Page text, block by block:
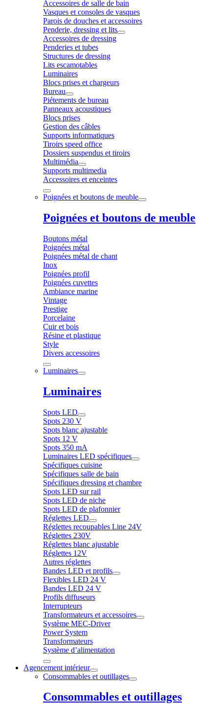
Accessoires de salle de bain
Vasques et consoles de vasques
Parois de douches et accessoires
Penderie, dressing et lits
Accessoires de dressing
Penderies et tubes
Structures de dressing
Lits escamotables
Luminaires
Blocs prises et chargeurs
Bureau
Piétements de bureau
Panneaux acoustiques
Blocs prises
Gestion des câbles
Supports informatiques
Tiroirs speed office
Dossiers suspendus et tiroirs
Multimédia
Supports multimedia
Accessoires et enceintes
Poignées et boutons de meuble
Poignées et boutons de meuble
Boutons métal
Poignées métal
Poignées métal de chant
Inox
Poignées profil
Poignées cuvettes
Ambiance marine
Vintage
Prestige
Porcelaine
Cuir et bois
Résine et plastique
Style
Divers accessoires
Luminaires
Luminaires
Spots LED
Spots 230 V
Spots blanc ajustable
Spots 12 V
Spots 350 mA
Luminaires LED spécifiques
Spécifiques cuisine
Spécifiques salle de bain
Spécifiques dressing et chambre
Spots LED sur rail
Spots LED de niche
Spots LED de plafonnier
Réglettes LED
Réglettes recoupables Line 24V
Réglettes 230V
Réglettes blanc ajustable
Réglettes 12V
Autres réglettes
Bandes LED et profils
Flexibles LED 24 V
Bandes LED 24 V
Profils diffuseurs
Interrupteurs
Transformateurs et accessoires
Système MEC-Driver
Power System
Transformateurs
Système d’alimentation
Agencement intérieur
Consommables et outillages
Consommables et outillages